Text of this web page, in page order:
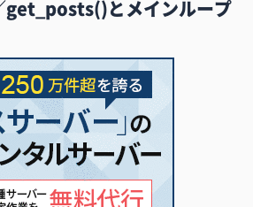
get_posts()とメインループ